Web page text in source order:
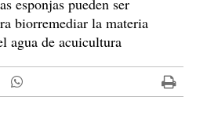
esponjas pueden ser
biorremediar la materia
agua de acuicultura